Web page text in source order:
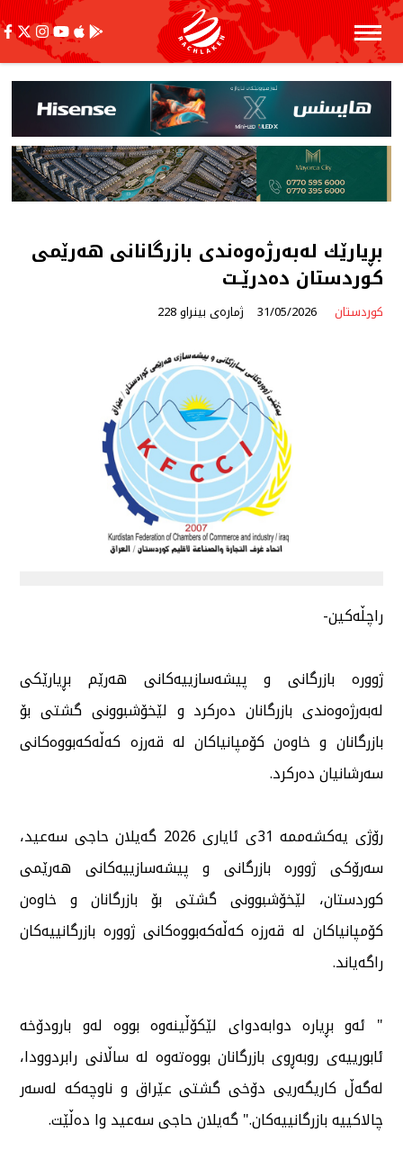
بڕیارێك لەبەرژەوەندی بازرگانانی هەرێمی
كوردستان دەدرێـت
کوردستان 31/05/2026 ژمارەی بینراو 228
راچڵەكین-
ژوورە بازرگانی و پیشەسازییەكانی هەرێم بڕیارێكی
لەبەرژەوەندی بازرگانان دەركرد و لێخۆشبوونی گشتی بۆ
بازرگانان و خاوەن كۆمپانیاكان لە قەرزە كەڵەكەبووەكانی
سەرشانیان دەركرد.
رۆژی یەكشەممە 31ی ئایاری 2026 گەیلان حاجی سەعید،
سەرۆكی ژوورە بازرگانی و پیشەسازییەكانی هەرێمی
كوردستان، لێخۆشبوونی گشتی بۆ بازرگانان و خاوەن
كۆمپانیاكان لە قەرزە كەڵەكەبووەكانی ژوورە بازرگانییەكان
راگەیاند.
" ئەو بڕیارە دوابەدوای لێكۆڵینەوە بووە لەو بارودۆخە
ئابورییەی روبەڕوی بازرگانان بووەتەوە لە ساڵانی رابردوودا،
لەگەڵ كاریگەریی دۆخی گشتی عێراق و ناوچەكە لەسەر
چالاكییە بازرگانییەكان." گەیلان حاجی سەعید وا دەڵێت.